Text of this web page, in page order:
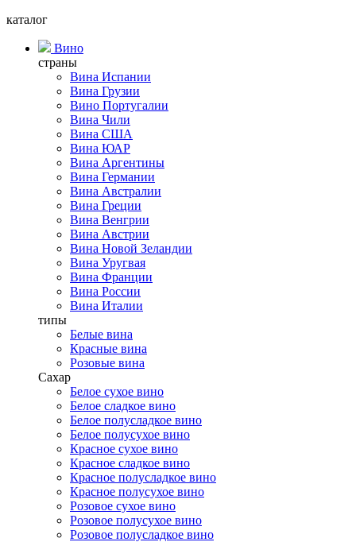
каталог
Вино
страны
Вина Испании
Вина Грузии
Вино Португалии
Вина Чили
Вина США
Вина ЮАР
Вина Аргентины
Вина Германии
Вина Австралии
Вина Греции
Вина Венгрии
Вина Австрии
Вина Новой Зеландии
Вина Уругвая
Вина Франции
Вина России
Вина Италии
типы
Белые вина
Красные вина
Розовые вина
Сахар
Белое сухое вино
Белое сладкое вино
Белое полусладкое вино
Белое полусухое вино
Красное сухое вино
Красное сладкое вино
Красное полусладкое вино
Красное полусухое вино
Розовое сухое вино
Розовое полусухое вино
Розовое полусладкое вино